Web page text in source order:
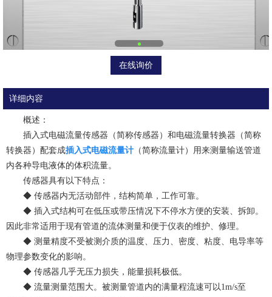
在线询价
详细内容
概述：
插入式电磁流量传感器（简称传感器）和电磁流量转换器（简称
转换器）配套成插入式电磁流量计 （简称流量计）用来测量输送管道
内各种导电液体的体积流量。
传感器具有以下特点：
◆ 传感器内无活动部件，结构简单，工作可靠。
◆ 插入式结构可在低压或带压情况下不停水方便的安装、拆卸。
因此非常适用于现有管道的流体测量和便于仪表的维护、修理。
◆ 测量精度不受被测介质的温度、压力、密度、粘度、电导率等
物理参数变化的影响。
◆ 传感器几乎无压力损失，能量损耗极低。
◆ 流量测量范围大。被测量管道内的满量程流速可以1m/s至